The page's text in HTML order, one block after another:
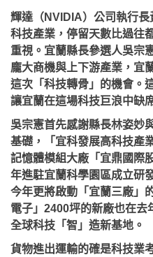
輝達（NVIDIA）公司執行
科技產業，停留天數比過往
重視。宜蘭縣長參選人吳宗
龐大商機與上下游產業，宜
這次「科技轉骨」的機會。
讓宜蘭在這場科技巨浪中缺
吳宗憲首先感謝縣長林姿妙
基礎，「宜科發展高科技產
記憶體模組大廠「宜鼎國際
年進駐宜蘭科學園區成立研
今年更將啟動「宜蘭三廠」
電子」2400坪的新廠也在去
全球科技「智」造新基地。
貨物進出運輸的確是科技業